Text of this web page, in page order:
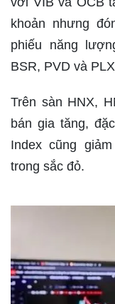
khoản nhưng
phiếu năng
BSR, PVD và
Trên sàn HNX,
bán gia tăng,
Index cũng
trong sắc đỏ.